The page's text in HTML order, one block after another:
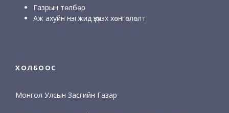
Газрын төлбөр
Аж ахуйн нэгжид үзүүлэх хөнгөлөлт
ХОЛБООС
Монгол Улсын Засгийн Газар